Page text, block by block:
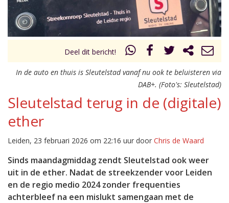
Deel dit bericht!
In de auto en thuis is Sleutelstad vanaf nu ook te beluisteren via
DAB+. (Foto's: Sleutelstad)
Sleutelstad terug in de (digitale)
ether
Leiden, 23 februari 2026 om 22:16 uur door Chris de Waard
Sinds maandagmiddag zendt Sleutelstad ook weer
uit in de ether. Nadat de streekzender voor Leiden
en de regio medio 2024 zonder frequenties
achterbleef na een mislukt samengaan met de